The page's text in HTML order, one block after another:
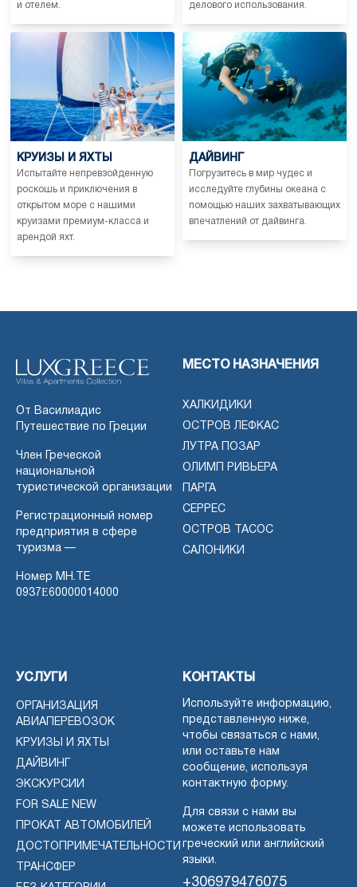
и отелем.
делового использования.
КРУИЗЫ И ЯХТЫ
Испытайте непревзойденную
роскошь и приключения в
открытом море с нашими
круизами премиум-класса и
арендой яхт.
ДАЙВИНГ
Погрузитесь в мир чудес и
исследуйте глубины океана с
помощью наших захватывающих
впечатлений от дайвинга.
От Василиадис
Путешествие по Греции
Член Греческой
национальной
туристической организации
Регистрационный номер
предприятия в сфере
туризма —
Номер MH.TE
0937Ε60000014000
МЕСТО НАЗНАЧЕНИЯ
ХАЛКИДИКИ
ОСТРОВ ЛЕФКАС
ЛУТРА ПОЗАР
ОЛИМП РИВЬЕРА
ПАРГА
СЕРРЕС
ОСТРОВ ТАСОС
САЛОНИКИ
УСЛУГИ
ОРГАНИЗАЦИЯ
АВИАПЕРЕВОЗОК
КРУИЗЫ И ЯХТЫ
ДАЙВИНГ
ЭКСКУРСИИ
FOR SALE NEW
ПРОКАТ АВТОМОБИЛЕЙ
ДОСТОПРИМЕЧАТЕЛЬНОСТИ
ТРАНСФЕР
КОНТАКТЫ
Используйте информацию,
представленную ниже,
чтобы связаться с нами,
или оставьте нам
сообщение, используя
контактную форму.
Для связи с нами вы
можете использовать
греческий или английский
языки.
+306979476075